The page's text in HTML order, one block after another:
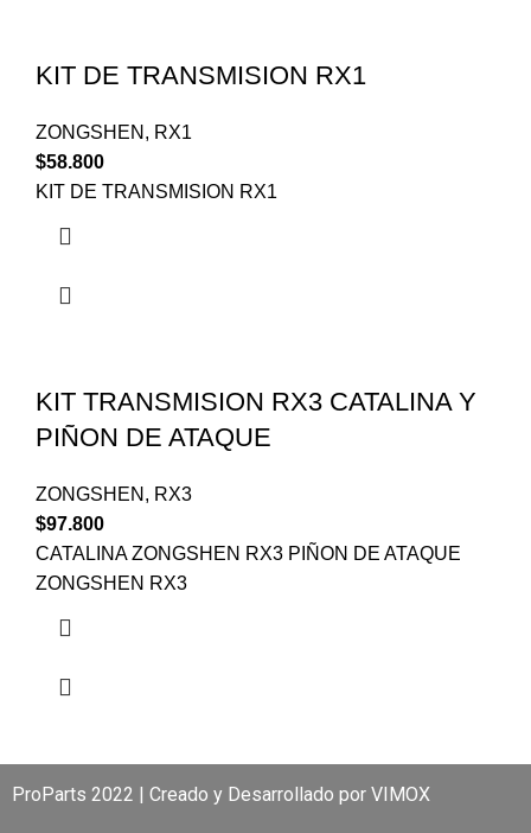
KIT DE TRANSMISION RX1
ZONGSHEN , RX1
$58.800
KIT DE TRANSMISION RX1
KIT TRANSMISION RX3 CATALINA Y
PIÑON DE ATAQUE
ZONGSHEN , RX3
$97.800
CATALINA ZONGSHEN RX3 PIÑON DE ATAQUE
ZONGSHEN RX3
ProParts 2022 | Creado y Desarrollado por VIMOX